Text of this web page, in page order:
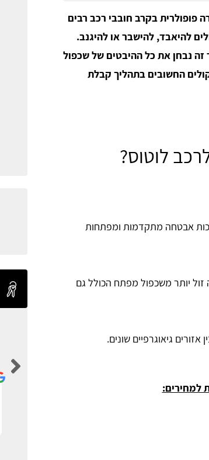
פופולרית בקרב חובבי רכב רבים
להיאבד, להישבר או להיגנב.
זה נבחן את כל ההיבטים של שכפול
החשובים בתהליך קבלת
לוטוס?
אבטחה מתקדמות ומפתחות
יותר משכפול מפתח הכולל גם
גיאוגרפיים שונים.
למחירים:
אחת מעל כולם.